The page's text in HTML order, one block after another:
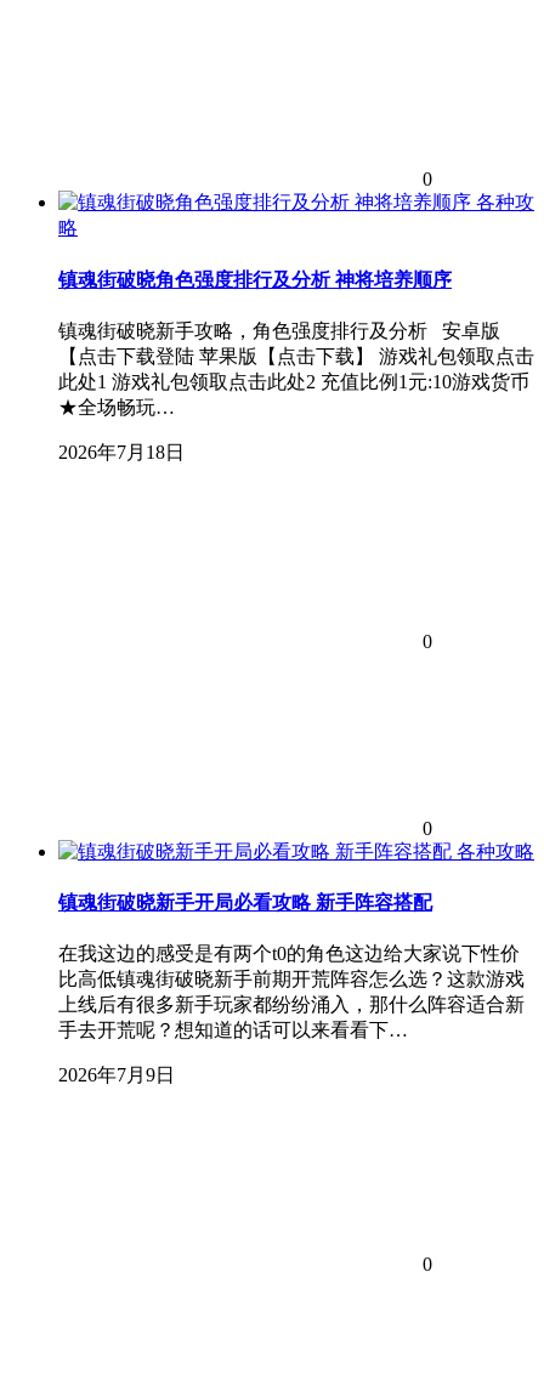
0
各种攻
略
镇魂街破晓角色强度排行及分析 神将培养顺序
镇魂街破晓新手攻略，角色强度排行及分析 安卓版
【点击下载登陆 苹果版【点击下载】 游戏礼包领取点击
此处1 游戏礼包领取点击此处2 充值比例1元:10游戏货币
★全场畅玩…
2026年7月18日
0
0
各种攻略
镇魂街破晓新手开局必看攻略 新手阵容搭配
在我这边的感受是有两个t0的角色这边给大家说下性价
比高低镇魂街破晓新手前期开荒阵容怎么选？这款游戏
上线后有很多新手玩家都纷纷涌入，那什么阵容适合新
手去开荒呢？想知道的话可以来看看下…
2026年7月9日
0